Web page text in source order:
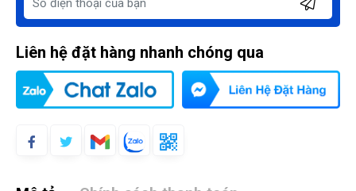
Liên hệ đặt hàng nhanh chóng qua